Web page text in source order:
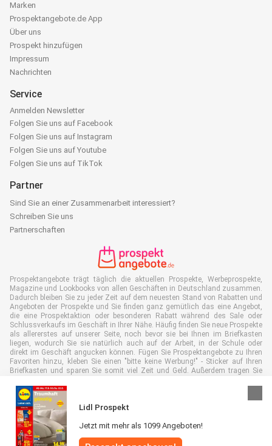
Lidl Prospekt
Jetzt mit mehr als 1099 Angeboten!
Marken
Prospektangebote.de App
Über uns
Prospekt hinzufügen
Impressum
Nachrichten
Service
Anmelden Newsletter
Folgen Sie uns auf Facebook
Folgen Sie uns auf Instagram
Folgen Sie uns auf Youtube
Folgen Sie uns auf TikTok
Partner
Sind Sie an einer Zusammenarbeit interessiert?
Schreiben Sie uns
Partnerschaften
Prospektangebote trägt täglich die aktuellen Prospekte, Werbeprospekte,
Magazine und Lookbooks von allen Geschäften in Deutschland zusammen.
Dadurch bleiben Sie zu jeder Zeit auf dem neuesten Stand von Rabatten und
Angeboten der Prospekte und Sie finden ganz gemütlich das eine Angebot,
die eine Prospektaktion oder besonderen Rabatt während des Sale oder
Schlussverkaufs im Geschäft in Ihrer Nähe. Häufig finden Sie neue Prospekte
als allererstes auf unserer Seite, noch bevor sie bei Ihnen im Briefkasten
liegen, wodurch Sie sie natürlich auch auf der Arbeit, in der Schule oder
direkt im Geschäft angucken können. Fügen Sie Prospektangebote zu Ihren
Favoriten hinzu, kleben Sie einen "bitte keine Werbung!" - Sticker auf Ihren
Briefkasten und sparen Sie somit viel Zeit und Geld. Außerdem tragen Sie
ist.